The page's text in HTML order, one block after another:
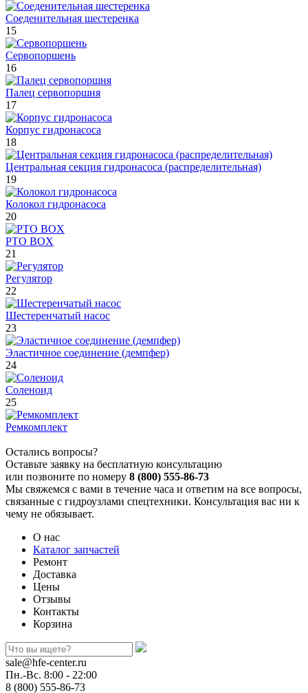
Соеденительная шестеренка
15
Сервопоршень
16
Палец сервопоршня
17
Корпус гидронасоса
18
Центральная секция гидронасоса (распределительная)
19
Колокол гидронасоса
20
PTO BOX
21
Регулятор
22
Шестеренчатый насос
23
Эластичное соединение (демпфер)
24
Соленоид
25
Ремкомплект
Остались вопросы?
Оставьте заявку на бесплатную консультацию
или позвоните по номеру 8 (800) 555-86-73
Мы свяжемся с вами в течение часа и ответим на все вопросы,
связанные с гидроузлами спецтехники. Консультация вас ни к
чему не обязывает.
О нас
Каталог запчастей
Ремонт
Доставка
Цены
Отзывы
Контакты
Корзина
sale@hfe-center.ru
Пн.-Вс. 8:00 - 22:00
8 (800) 555-86-73